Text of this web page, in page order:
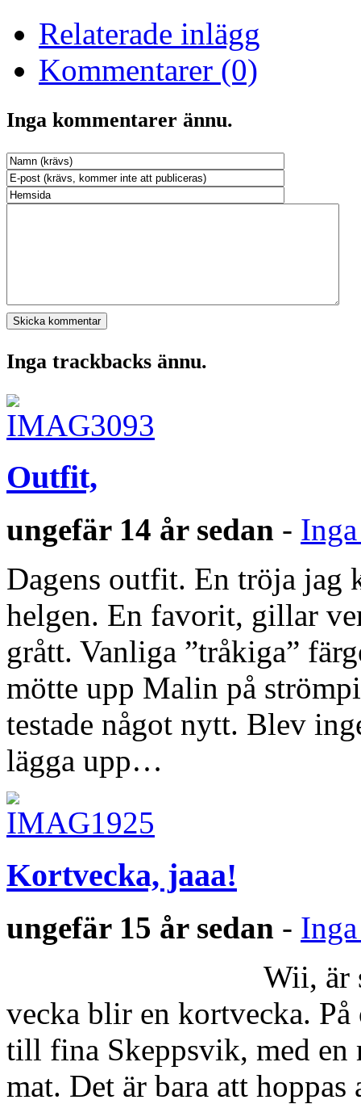
Relaterade inlägg
Kommentarer (0)
Inga kommentarer ännu.
Inga trackbacks ännu.
Outfit,
ungefär 14 år sedan -
Dagens outfit. En tröja jag
helgen. En favorit, gillar
grått. Vanliga ”tråkiga”
mötte upp Malin på
testade något nytt. Blev
lägga upp…
Kortvecka, jaaa!
ungefär 15 år sedan -
Wii, är så
vecka blir en kortvecka. På
till fina Skeppsvik, med en
mat. Det är bara att